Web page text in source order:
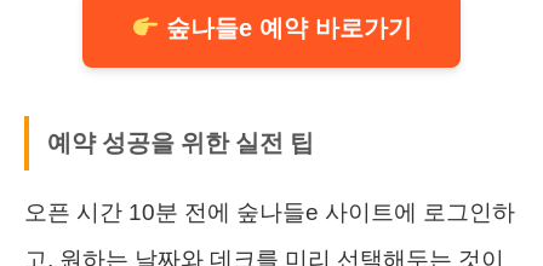
숲나들e 예약 바로가기
예약 성공을 위한 실전 팁
오픈 시간 10분 전에 숲나들e 사이트에 로그인하
고, 원하는 날짜와 데크를 미리 선택해두는 것이